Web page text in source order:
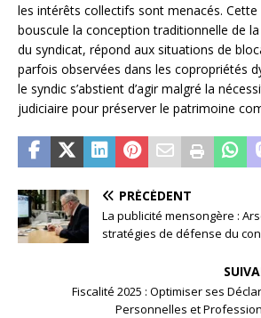
les intérêts collectifs sont menacés.
bouscule la conception traditionnelle de
du syndicat, répond aux situations de
parfois observées dans les copropriétés
le syndic s’abstient d’agir malgré la
judiciaire pour préserver le patrimoine
PRÉCÉDENT
La publicité mensongère :
stratégies de défense du
Fiscalité 2025 : Optimiser ses
Personnelles et